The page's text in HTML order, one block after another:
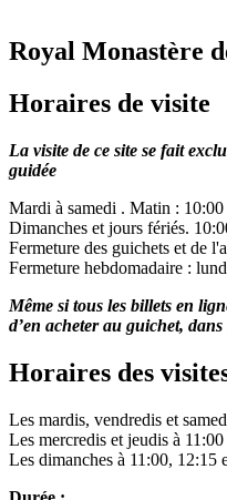
Royal Monastère
Horaires de visite
La visite de ce site se fait
guidée
Mardi à samedi . Matin :
Dimanches et jours fériés.
Fermeture des guichets et de
Fermeture hebdomadaire :
Même si tous les billets en
d’en acheter au guichet,
Horaires des
Les mardis, vendredis et
Les mercredis et jeudis à 11:00
Les dimanches à 11:00, 12:15